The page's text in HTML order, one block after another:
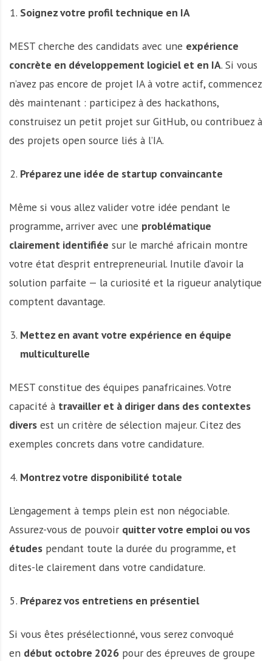
Soignez votre profil technique en IA
MEST cherche des candidats avec une expérience
concrète en développement logiciel et en IA. Si vous
n’avez pas encore de projet IA à votre actif, commencez
dès maintenant : participez à des hackathons,
construisez un petit projet sur GitHub, ou contribuez à
des projets open source liés à l’IA.
Préparez une idée de startup convaincante
Même si vous allez valider votre idée pendant le
programme, arriver avec une problématique
clairement identifiée sur le marché africain montre
votre état d’esprit entrepreneurial. Inutile d’avoir la
solution parfaite — la curiosité et la rigueur analytique
comptent davantage.
Mettez en avant votre expérience en équipe
multiculturelle
MEST constitue des équipes panafricaines. Votre
capacité à travailler et à diriger dans des contextes
divers est un critère de sélection majeur. Citez des
exemples concrets dans votre candidature.
Montrez votre disponibilité totale
L’engagement à temps plein est non négociable.
Assurez-vous de pouvoir quitter votre emploi ou vos
études pendant toute la durée du programme, et
dites-le clairement dans votre candidature.
Préparez vos entretiens en présentiel
Si vous êtes présélectionné, vous serez convoqué
en début octobre 2026 pour des épreuves de groupe